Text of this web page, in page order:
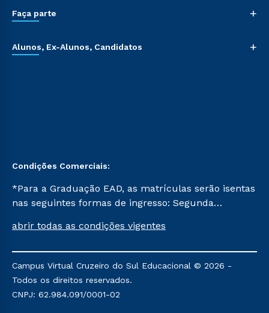
Faça parte +
Alunos, Ex-Alunos, Candidatos +
Condições Comerciais:
*Para a Graduação EAD, as matrículas serão isentas
nas seguintes formas de ingresso: Segunda
Já para as demais, a taxa de matrícula será de R$
mencionadas são referentes aos cursos: Ensino
Religioso, Geografia para a Docência e Metodologia
do Ensino de História: Questões Atuais.
abrir todas as condições vigentes
Campus Virtual Cruzeiro do Sul Educacional © 2026 -
Todos os direitos reservados.
CNPJ: 62.984.091/0001-02